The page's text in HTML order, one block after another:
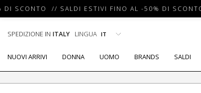
SCONTO // SALDI ESTIVI FINO AL -50% DI
SPEDIZIONE IN ITALY LINGUA
NUOVI ARRIVI DONNA UOMO BRANDS SALDI